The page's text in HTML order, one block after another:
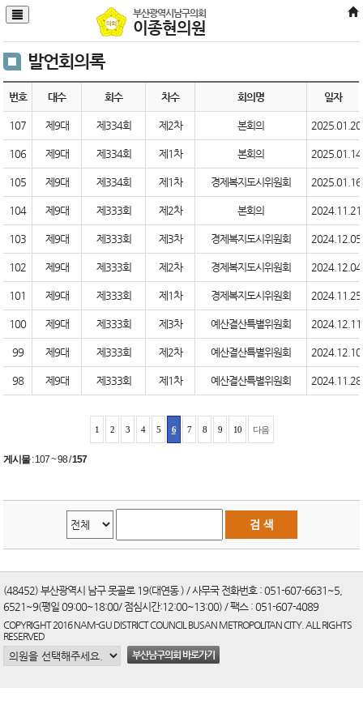
본문바로가기
부산광역시남구의회
이종현의원
발언회의록
번호 대수 회수 차수 회의명 일자
107 제9대 제334회 제2차 본회의 2025.01.20
106 제9대 제334회 제1차 본회의 2025.01.14
105 제9대 제334회 제1차 경제복지도시위원회 2025.01.16
104 제9대 제333회 제2차 본회의 2024.11.21
103 제9대 제333회 제3차 경제복지도시위원회 2024.12.05
102 제9대 제333회 제2차 경제복지도시위원회 2024.12.04
101 제9대 제333회 제1차 경제복지도시위원회 2024.11.25
100 제9대 제333회 제3차 예산결산특별위원회 2024.12.11
99 제9대 제333회 제2차 예산결산특별위원회 2024.12.10
98 제9대 제333회 제1차 예산결산특별위원회 2024.11.28
1 2 3 4 5 6 7 8 9 10 다음
게시물:107 ~ 98/157
(48452) 부산광역시 남구 못골로 19(대연동 ) / 사무국 전화번호 : 051-607-6631~5,
6521~9(평일 09:00~18:00/ 점심시간:12:00~13:00) / 팩스 : 051-607-4089
COPYRIGHT 2016 NAM-GU DISTRICT COUNCIL BUSAN METROPOLITAN CITY. ALL RIGHTS
RESERVED
부산남구의회 바로가기